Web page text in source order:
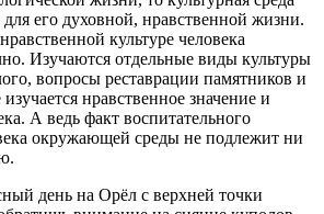
его духовной, нравственной жизни.
культуре человека
Изучаются отдельные виды культуры
вопросы реставрации памятников и
нравственное значение и
А ведь факт воспитательного
окружающей среды не подлежит ни
день на Орёл с верхней точки